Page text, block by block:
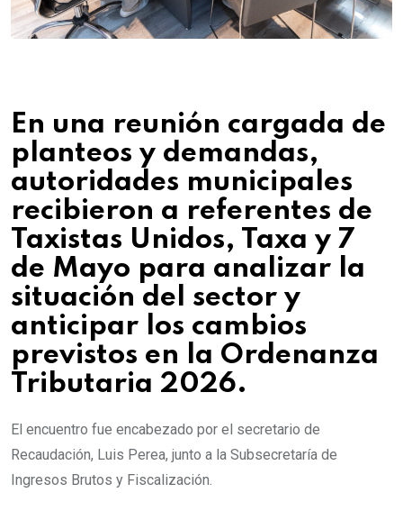
En una reunión cargada de
planteos y demandas,
autoridades municipales
recibieron a referentes de
Taxistas Unidos, Taxa y 7
de Mayo para analizar la
situación del sector y
anticipar los cambios
previstos en la Ordenanza
Tributaria 2026.
El encuentro fue encabezado por el secretario de
Recaudación, Luis Perea, junto a la Subsecretaría de
Ingresos Brutos y Fiscalización.